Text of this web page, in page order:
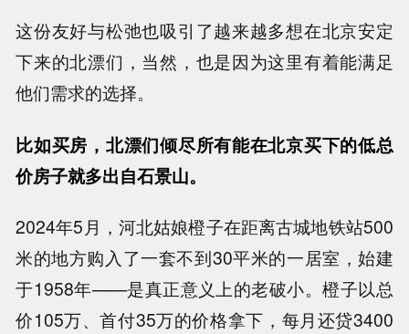
这份友好与松弛也吸引了越来越多想在北京安定
下来的北漂们，当然，也是因为这里有着能满足
他们需求的选择。
比如买房，北漂们倾尽所有能在北京买下的低总
价房子就多出自石景山。
2024年5月，河北姑娘橙子在距离古城地铁站500
米的地方购入了一套不到30平米的一居室，始建
于1958年——是真正意义上的老破小。橙子以总
价105万、首付35万的价格拿下，每月还贷3400